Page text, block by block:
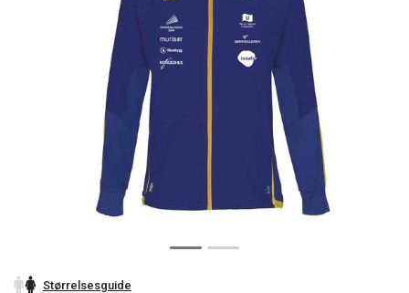
Størrelsesguide